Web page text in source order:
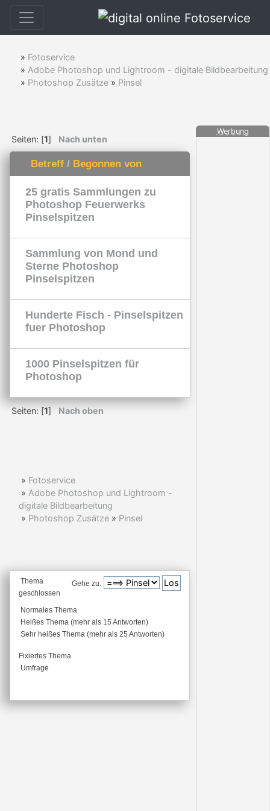
» Fotoservice
» Adobe Photoshop und Lightroom - digitale Bildbearbeitung
» Photoshop Zusätze » Pinsel
Seiten: [1] Nach unten
Betreff/ Begonnen von
25 gratis Sammlungen zu
Photoshop Feuerwerks
Pinselspitzen
Sammlung von Mond und
Sterne Photoshop
Pinselspitzen
Hunderte Fisch - Pinselspitzen
fuer Photoshop
1000 Pinselspitzen für
Photoshop
Seiten: [1] Nach oben
» Fotoservice
» Adobe Photoshop und Lightroom -
digitale Bildbearbeitung
» Photoshop Zusätze » Pinsel
Gehe zu:
Normales Thema
Heißes Thema (mehr als 15 Antworten)
Sehr heißes Thema (mehr als 25 Antworten)
Thema
geschlossen
Fixiertes Thema
Umfrage
Werbung